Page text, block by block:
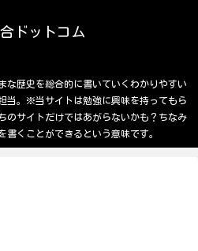
ドットコム
な歴史を総合的に書いていくわかりやすい
当。※当サイトは勉強に興味を持ってもら
のサイトだけではあがらないかも？ちなみ
書くことができるという意味です。